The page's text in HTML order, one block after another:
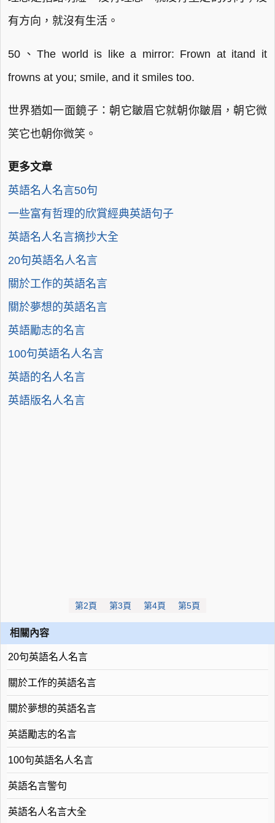
有方向，就沒有生活。
50、The world is like a mirror: Frown at itand it
frowns at you; smile, and it smiles too.
世界猶如一面鏡子：朝它皺眉它就朝你皺眉，朝它微
笑它也朝你微笑。
更多文章
英語名人名言50句
一些富有哲理的欣賞經典英語句子
英語名人名言摘抄大全
20句英語名人名言
關於工作的英語名言
關於夢想的英語名言
英語勵志的名言
100句英語名人名言
英語的名人名言
英語版名人名言
第2頁 第3頁 第4頁 第5頁
相關內容
20句英語名人名言
關於工作的英語名言
關於夢想的英語名言
英語勵志的名言
100句英語名人名言
英語名言警句
英語名人名言大全